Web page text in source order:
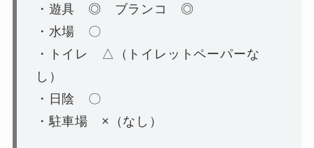
・遊具 ◎ ブランコ ◎
・水場 〇
・トイレ △（トイレットペーパーな
し）
・日陰 〇
・駐車場 ×（なし）